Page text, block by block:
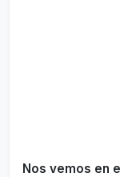
Nos vemos en